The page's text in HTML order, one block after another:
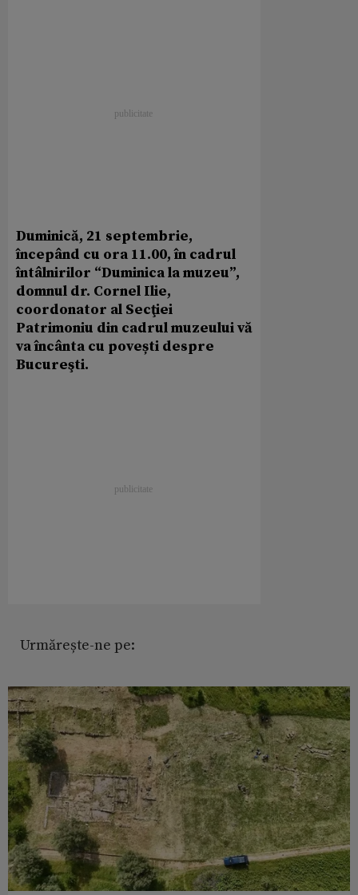
Duminică, 21 septembrie,
începând cu ora 11.00, în cadrul
întâlnirilor “Duminica la muzeu”,
domnul dr. Cornel Ilie,
coordonator al Secţiei
Patrimoniu din cadrul muzeului vă
va încânta cu povești despre
Bucureşti.
Urmărește-ne pe: